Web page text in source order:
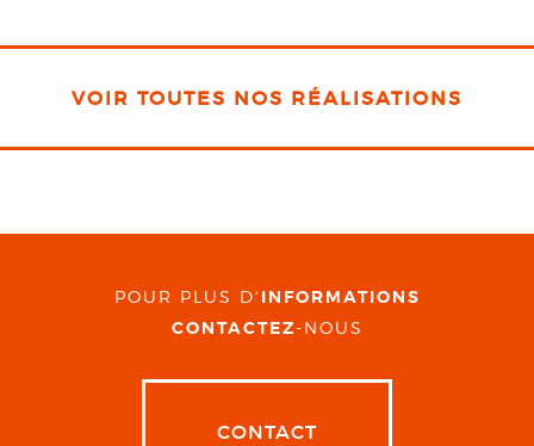
VOIR TOUTES NOS RÉALISATIONS
POUR PLUS D' INFORMATIONS
CONTACTEZ-NOUS
CONTACT